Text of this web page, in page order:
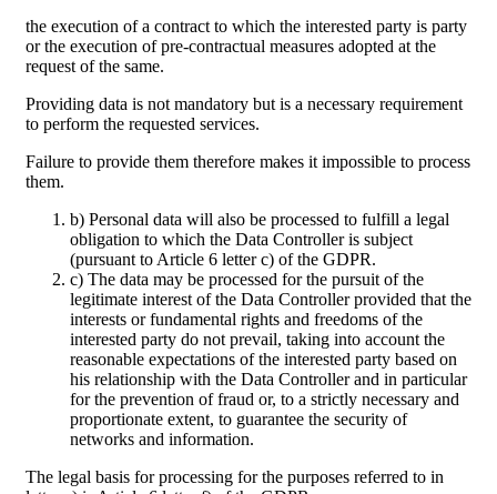
the execution of a contract to which the interested party is party
or the execution of pre-contractual measures adopted at the
request of the same.
Providing data is not mandatory but is a necessary requirement
to perform the requested services.
Failure to provide them therefore makes it impossible to process
them.
b) Personal data will also be processed to fulfill a legal
obligation to which the Data Controller is subject
(pursuant to Article 6 letter c) of the GDPR.
c) The data may be processed for the pursuit of the
legitimate interest of the Data Controller provided that the
interests or fundamental rights and freedoms of the
interested party do not prevail, taking into account the
reasonable expectations of the interested party based on
his relationship with the Data Controller and in particular
for the prevention of fraud or, to a strictly necessary and
proportionate extent, to guarantee the security of
networks and information.
The legal basis for processing for the purposes referred to in